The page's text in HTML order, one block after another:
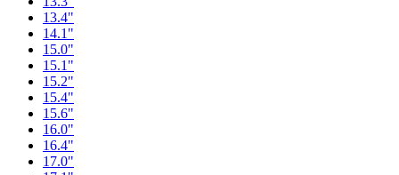
13.4"
14.1"
15.0"
15.1"
15.2"
15.4"
15.6"
16.0"
16.4"
17.0"